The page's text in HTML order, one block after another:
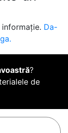
Da-
?
de